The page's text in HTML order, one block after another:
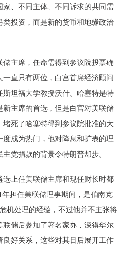
家、不同主体、不同诉求的共同需
投资，而是新的货币和地缘政治
主席，任命需得到参议院投票确
直只有两位，白宫首席经济顾问
坦福大学教授沃什。哈塞特是特
主席的首选，但是白宫对美联储
死了哈塞特得到参议院批准的大
成为热门，他对降息和扩表的理
党捐款的背景令特朗普却步。
上任美联储主席和现任财长时都
担任美联储理事期间，是伯南克
机处理的经验，不过他并不主张将
储后参加了著名家办，深得华尔
好关系，这些对其日后展开工作